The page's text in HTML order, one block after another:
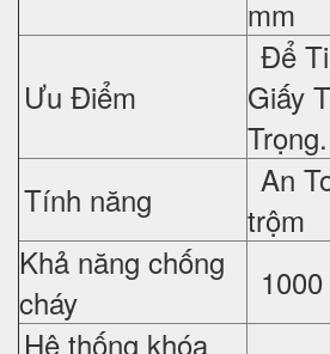
mm
Ưu Điểm
Để
Giấy
Tính năng
An
trộm
Khả năng chống
cháy
Hệ thống khóa